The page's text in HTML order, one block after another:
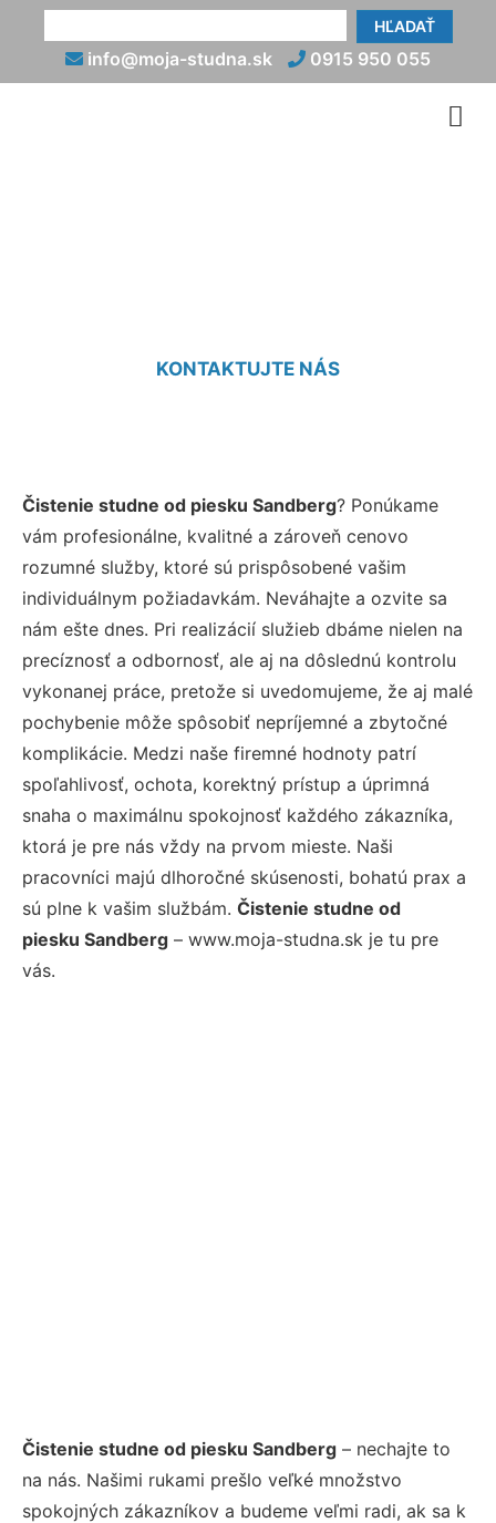
HĽADAŤ
info@moja-studna.sk 0915 950 055
KONTAKTUJTE NÁS
Čistenie studne od piesku Sandberg? Ponúkame
vám profesionálne, kvalitné a zároveň cenovo
rozumné služby, ktoré sú prispôsobené vašim
individuálnym požiadavkám. Neváhajte a ozvite sa
nám ešte dnes. Pri realizácií služieb dbáme nielen na
precíznosť a odbornosť, ale aj na dôslednú kontrolu
vykonanej práce, pretože si uvedomujeme, že aj malé
pochybenie môže spôsobiť nepríjemné a zbytočné
komplikácie. Medzi naše firemné hodnoty patrí
spoľahlivosť, ochota, korektný prístup a úprimná
snaha o maximálnu spokojnosť každého zákazníka,
ktorá je pre nás vždy na prvom mieste. Naši
pracovníci majú dlhoročné skúsenosti, bohatú prax a
sú plne k vašim službám. Čistenie studne od
piesku Sandberg – www.moja-studna.sk je tu pre
vás.
Čistenie studne od piesku Sandberg – nechajte to
na nás. Našimi rukami prešlo veľké množstvo
spokojných zákazníkov a budeme veľmi radi, ak sa k